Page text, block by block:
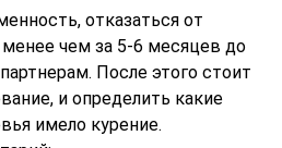
отказаться от
чем за 5-6 месяцев до
После этого стоит
и определить какие
имело курение.